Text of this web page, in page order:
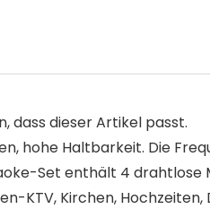
dass dieser Artikel passt.
hohe Haltbarkeit. Die
Set enthält 4
KTV, Kirchen,